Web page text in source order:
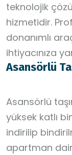
teknolojik
hizmetidir.
donanımlı
ihtiyacınıza
Asansörlü
Asansörlü
yüksek katlı
indirilip
apartman